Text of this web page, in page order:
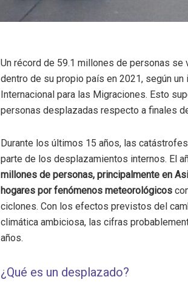
Un récord de 59.1 millones de personas
dentro de su propio país en 2021, según
Internacional para las Migraciones. Esto
personas desplazadas respecto a finales
Durante los últimos 15 años, las
parte de los desplazamientos internos. El
millones de personas, principalmente en
hogares por fenómenos meteorológicos
ciclones. Con los efectos previstos del
climática ambiciosa, las cifras
años.
¿Qué es un desplazado?